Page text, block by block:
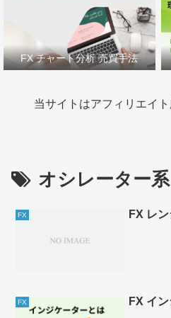
FX チャート分析 売買手法
当サイトはアフィリエイ
オシレーター系
FX FX レ
FX FX イ